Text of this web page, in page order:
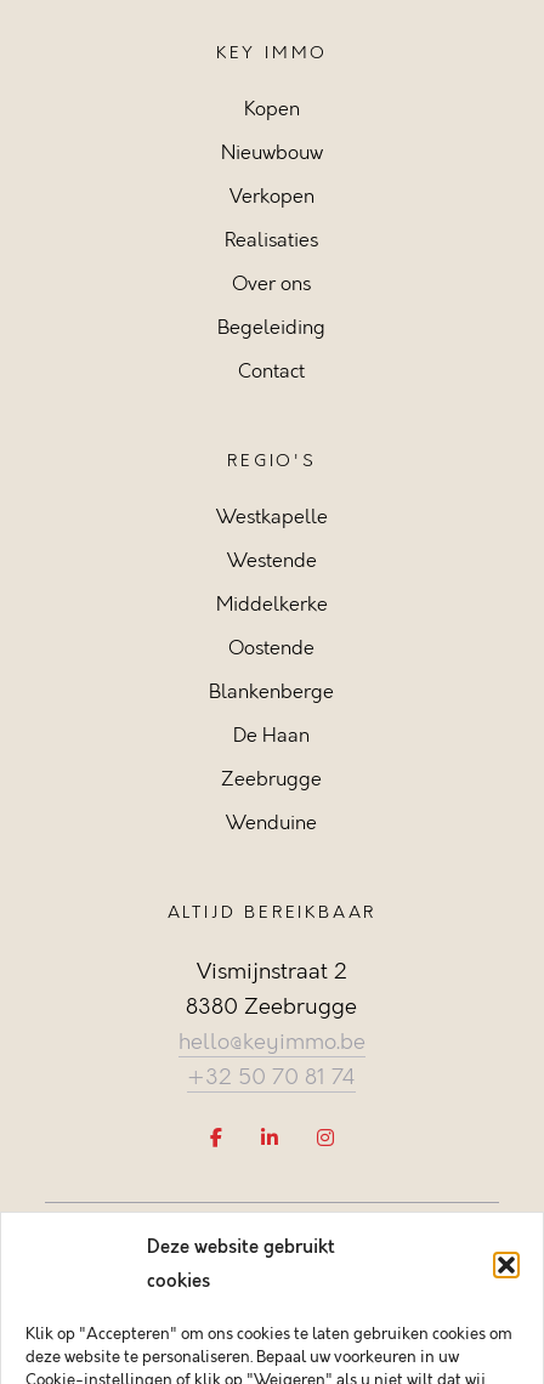
Deze website gebruikt
cookies
Klik op "Accepteren" om ons cookies te laten gebruiken cookies om
deze website te personaliseren. Bepaal uw voorkeuren in uw
KEY IMMO
Kopen
Nieuwbouw
Verkopen
Realisaties
Over ons
Begeleiding
Contact
REGIO'S
Westkapelle
Westende
Middelkerke
Oostende
Blankenberge
De Haan
Zeebrugge
Wenduine
ALTIJD BEREIKBAAR
Vismijnstraat 2
8380 Zeebrugge
hello@keyimmo.be
+32 50 70 81 74
Vastgoedmakelaar-bemiddelaar BIV België BIV 505084